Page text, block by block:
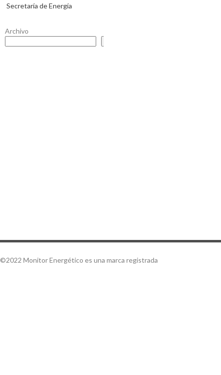
Secretaría de Energía
Archivo
©2022 Monitor Energético es una marca registrada